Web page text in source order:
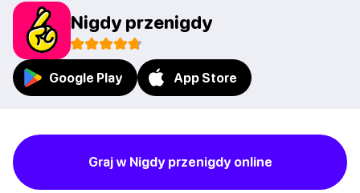
Nigdy przenigdy
Google Play App Store
Graj w Nigdy przenigdy online